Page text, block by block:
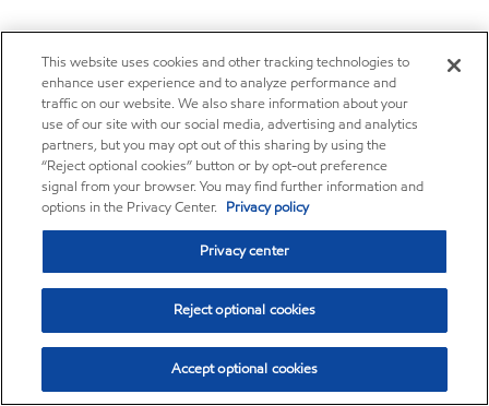
This website uses cookies and other tracking technologies to
enhance user experience and to analyze performance and
traffic on our website. We also share information about your
use of our site with our social media, advertising and analytics
partners, but you may opt out of this sharing by using the
“Reject optional cookies” button or by opt-out preference
signal from your browser. You may find further information and
options in the Privacy Center. Privacy policy
Privacy center
Reject optional cookies
Accept optional cookies